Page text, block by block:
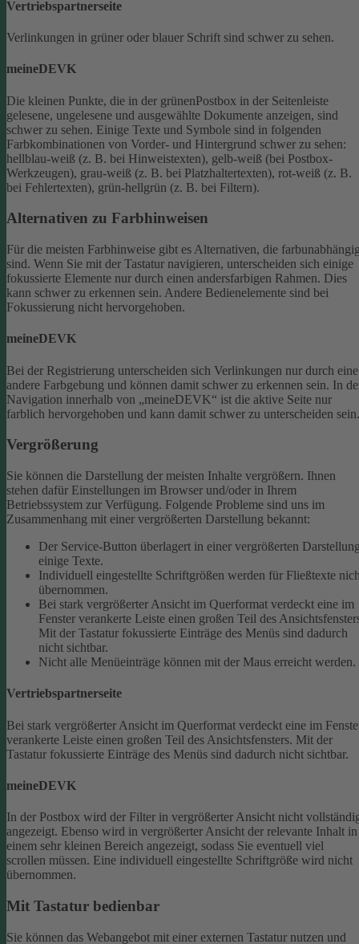
Vertriebspartnerseite
Verlinkungen in grüner oder blauer Schrift sind schwer zu sehen.
meineDEVK
Die kleinen Punkte, die in der grünenPostbox in der Seitenleiste
gelesene, ungelesene und ausgewählte Dokumente anzeigen, sind
schwer zu sehen. Einige Texte und Symbole sind in folgenden
Farbkombinationen von Vorder- und Hintergrund schwer zu sehen:
hellblau-weiß (z. B. bei Hinweistexten), gelb-weiß (bei Postbox-
Werkzeugen), grau-weiß (z. B. bei Platzhaltertexten), rot-weiß (z. B.
bei Fehlertexten), grün-hellgrün (z. B. bei Filtern).
Alternativen zu Farbhinweisen
Für die meisten Farbhinweise gibt es Alternativen, die
sind. Wenn Sie mit der Tastatur navigieren, unterscheiden sich einige
fokussierte Elemente nur durch einen andersfarbigen Rahmen. Dies
kann schwer zu erkennen sein. Andere Bedienelemente sind bei
Fokussierung nicht hervorgehoben.
meineDEVK
Bei der Registrierung unterscheiden sich Verlinkungen nur durch eine
andere Farbgebung und können damit schwer zu erkennen sein. In
Navigation innerhalb von „meineDEVK“ ist die aktive Seite nur
farblich hervorgehoben und kann damit schwer zu unterscheiden sein.
Vergrößerung
Sie können die Darstellung der meisten Inhalte vergrößern. Ihnen
stehen dafür Einstellungen im Browser und/oder in Ihrem
Betriebssystem zur Verfügung. Folgende Probleme sind uns im
Zusammenhang mit einer vergrößerten Darstellung bekannt:
Der Service-Button überlagert in einer vergrößerten
einige Texte.
Individuell eingestellte Schriftgrößen werden für Fließtexte
übernommen.
Bei stark vergrößerter Ansicht im Querformat verdeckt eine im
Fenster verankerte Leiste einen großen Teil des
Mit der Tastatur fokussierte Einträge des Menüs sind dadurch
nicht sichtbar.
Nicht alle Menüeinträge können mit der Maus erreicht werden.
Vertriebspartnerseite
Bei stark vergrößerter Ansicht im Querformat verdeckt eine im
verankerte Leiste einen großen Teil des Ansichtsfensters. Mit der
Tastatur fokussierte Einträge des Menüs sind dadurch nicht sichtbar.
meineDEVK
In der Postbox wird der Filter in vergrößerter Ansicht nicht
angezeigt. Ebenso wird in vergrößerter Ansicht der relevante Inhalt in
einem sehr kleinen Bereich angezeigt, sodass Sie eventuell viel
scrollen müssen. Eine individuell eingestellte Schriftgröße wird nicht
übernommen.
Mit Tastatur bedienbar
Sie können das Webangebot mit einer externen Tastatur nutzen und